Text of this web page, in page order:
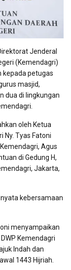
Jenderal
(Kemendagri)
kepada petugas
masjid,
dua di lingkungan
oleh Ketua
Ny. Tyas Fatoni
Agus
di Gedung H,
Jakarta,
kebersamaan
menyampaikan
Kemendagri
Indah dan
1443 Hijriah.